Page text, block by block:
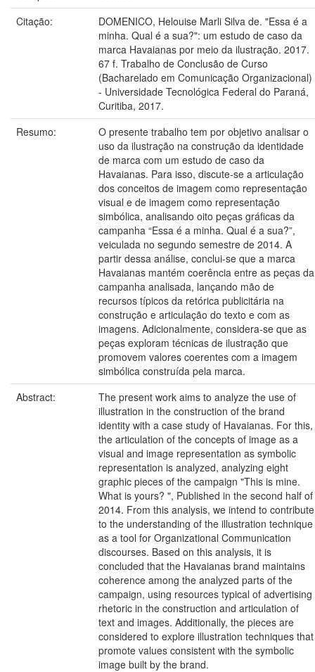
Citação:
DOMENICO, Helouise Marli Silva de. "Essa é a
minha. Qual é a sua?": um estudo de caso da
marca Havaianas por meio da ilustração. 2017.
67 f. Trabalho de Conclusão de Curso
(Bacharelado em Comunicação Organizacional)
- Universidade Tecnológica Federal do Paraná,
Curitiba, 2017.
Resumo:
O presente trabalho tem por objetivo analisar o
uso da ilustração na construção da identidade
de marca com um estudo de caso da
Havaianas. Para isso, discute-se a articulação
dos conceitos de imagem como representação
visual e de imagem como representação
simbólica, analisando oito peças gráficas da
campanha “Essa é a minha. Qual é a sua?”,
veiculada no segundo semestre de 2014. A
partir dessa análise, conclui-se que a marca
Havaianas mantém coerência entre as peças da
campanha analisada, lançando mão de
recursos típicos da retórica publicitária na
construção e articulação do texto e com as
imagens. Adicionalmente, considera-se que as
peças exploram técnicas de ilustração que
promovem valores coerentes com a imagem
simbólica construída pela marca.
Abstract:
The present work aims to analyze the use of
illustration in the construction of the brand
identity with a case study of Havaianas. For this,
the articulation of the concepts of image as a
visual and image representation as symbolic
representation is analyzed, analyzing eight
graphic pieces of the campaign "This is mine.
What is yours? ", Published in the second half of
2014. From this analysis, we intend to contribute
to the understanding of the illustration technique
as a tool for Organizational Communication
discourses. Based on this analysis, it is
concluded that the Havaianas brand maintains
coherence among the analyzed parts of the
campaign, using resources typical of advertising
rhetoric in the construction and articulation of
text and images. Additionally, the pieces are
considered to explore illustration techniques that
promote values consistent with the symbolic
image built by the brand.